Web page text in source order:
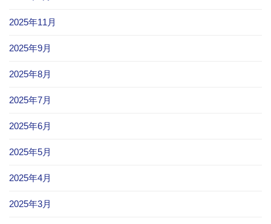
2025年11月
2025年9月
2025年8月
2025年7月
2025年6月
2025年5月
2025年4月
2025年3月